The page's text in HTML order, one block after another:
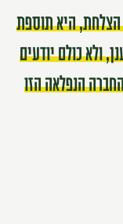
הצלחת, היא תוספת
ולא כולם יודעים
הנפלאה הזו